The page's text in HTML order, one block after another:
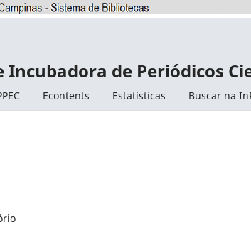
Incubadora de Periódicos
Econtents Estatísticas Buscar na